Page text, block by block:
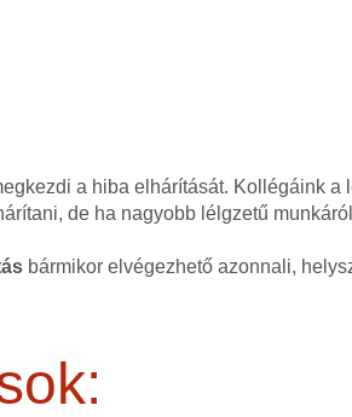
a hiba elhárítását. Kollégáink a
de ha nagyobb lélgzetű
bármikor elvégezhető azonnali,